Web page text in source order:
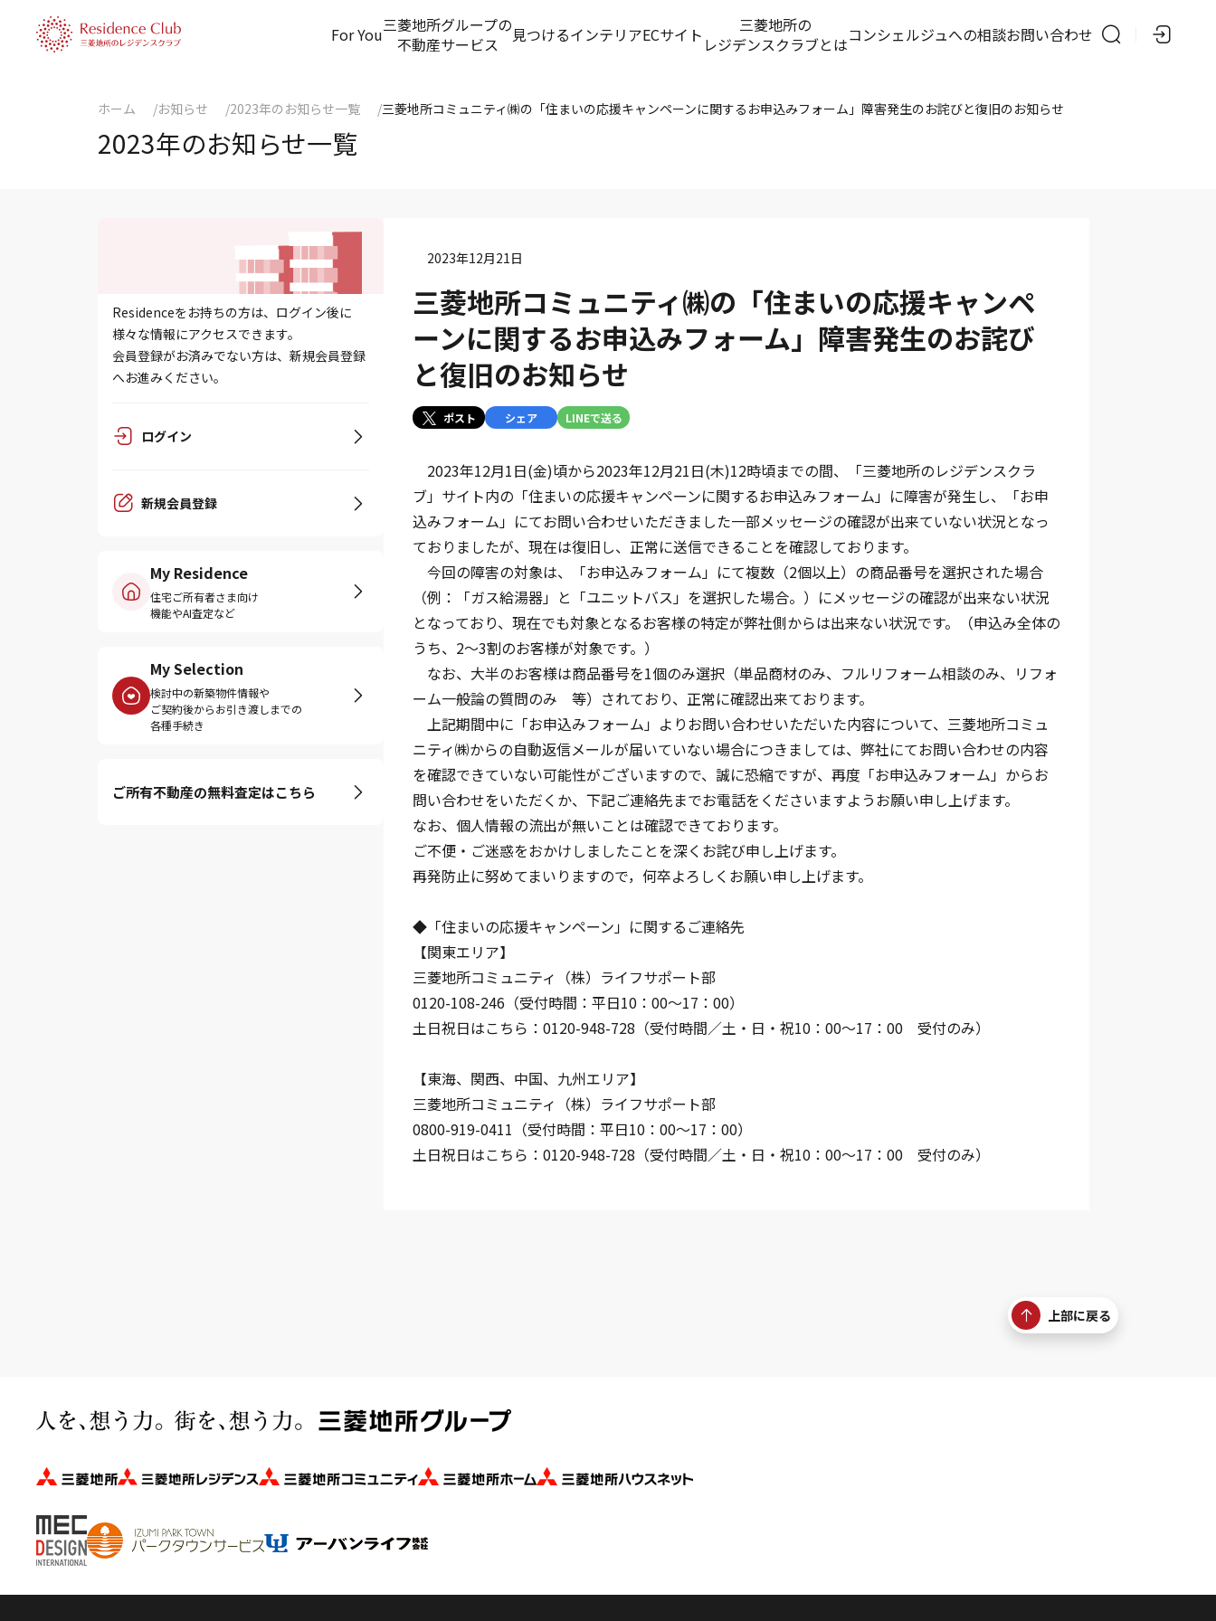
For You三菱地所グループの
不動産サービス
見つけるインテリアECサイト
三菱地所の
レジデンスクラブとはコンシェルジュへの相談お問い合わせ
ホーム お知らせ 2023年のお知らせ一覧 三菱地所コミュニティ㈱の「住まいの応援キャンペーンに関するお申込みフォーム」障害発生のお詫びと復旧のお知らせ
2023年のお知らせ一覧
Residenceをお持ちの方は、ログイン後に
様々な情報にアクセスできます。
会員登録がお済みでない方は、新規会員登録
へお進みください。
ログイン
新規会員登録
My Residence
住宅ご所有者さま向け
機能やAI査定など
My Selection
検討中の新築物件情報や
ご契約後からお引き渡しまでの
各種手続き
ご所有不動産の無料査定はこちら
2023年12月21日
三菱地所コミュニティ㈱の「住まいの応援キャンペ
ーンに関するお申込みフォーム」障害発生のお詫び
と復旧のお知らせ
ポスト シェア LINEで送る
2023年12月1日(金)頃から2023年12月21日(木)12時頃までの間、「三菱地所のレジデンスクラ
ブ」サイト内の「住まいの応援キャンペーンに関するお申込みフォーム」に障害が発生し、「お申
込みフォーム」にてお問い合わせいただきました一部メッセージの確認が出来ていない状況となっ
ておりましたが、現在は復旧し、正常に送信できることを確認しております。
今回の障害の対象は、「お申込みフォーム」にて複数（2個以上）の商品番号を選択された場合
（例：「ガス給湯器」と「ユニットバス」を選択した場合。）にメッセージの確認が出来ない状況
となっており、現在でも対象となるお客様の特定が弊社側からは出来ない状況です。（申込み全体の
うち、2～3割のお客様が対象です。）
なお、大半のお客様は商品番号を1個のみ選択（単品商材のみ、フルリフォーム相談のみ、リフォ
ーム一般論の質問のみ 等）されており、正常に確認出来ております。
上記期間中に「お申込みフォーム」よりお問い合わせいただいた内容について、三菱地所コミュ
ニティ㈱からの自動返信メールが届いていない場合につきましては、弊社にてお問い合わせの内容
を確認できていない可能性がございますので、誠に恐縮ですが、再度「お申込みフォーム」からお
問い合わせをいただくか、下記ご連絡先までお電話をくださいますようお願い申し上げます。
なお、個人情報の流出が無いことは確認できております。
ご不便・ご迷惑をおかけしましたことを深くお詫び申し上げます。
再発防止に努めてまいりますので，何卒よろしくお願い申し上げます。
◆「住まいの応援キャンペーン」に関するご連絡先
【関東エリア】
三菱地所コミュニティ（株）ライフサポート部
0120-108-246（受付時間：平日10：00〜17：00）
土日祝日はこちら：0120-948-728（受付時間／土・日・祝10：00〜17：00 受付のみ）
【東海、関西、中国、九州エリア】
三菱地所コミュニティ（株）ライフサポート部
0800-919-0411（受付時間：平日10：00～17：00）
土日祝日はこちら：0120-948-728（受付時間／土・日・祝10：00〜17：00 受付のみ）
上部に戻る